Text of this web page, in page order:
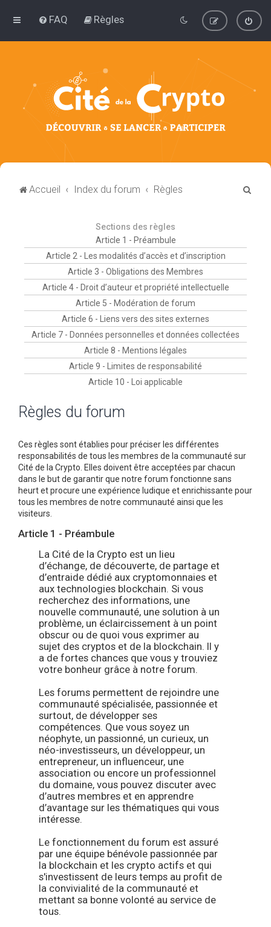
FAQ Règles
Accueil Index du forum Règles
Sections des règles
Article 1 - Préambule
Article 2 - Les modalités d’accès et d’inscription
Article 3 - Obligations des Membres
Article 4 - Droit d’auteur et propriété intellectuelle
Article 5 - Modération de forum
Article 6 - Liens vers des sites externes
Article 7 - Données personnelles et données collectées
Article 8 - Mentions légales
Article 9 - Limites de responsabilité
Article 10 - Loi applicable
Règles du forum
Ces règles sont établies pour préciser les différentes
responsabilités de tous les membres de la communauté sur
Cité de la Crypto. Elles doivent être acceptées par chacun
dans le but de garantir que notre forum fonctionne sans
heurt et procure une expérience ludique et enrichissante pour
tous les membres de notre communauté ainsi que les
visiteurs.
Article 1 - Préambule
La Cité de la Crypto est un lieu
d’échange, de découverte, de partage et
d’entraide dédié aux cryptomonnaies et
aux technologies blockchain. Si vous
recherchez des informations, une
nouvelle communauté, une solution à un
problème, un éclaircissement à un point
obscur ou de quoi vous exprimer au
sujet des cryptos et de la blockchain. Il y
a de fortes chances que vous y trouviez
votre bonheur grâce à notre forum.
Les forums permettent de rejoindre une
communauté spécialisée, passionnée et
surtout, de développer ses
compétences. Que vous soyez un
néophyte, un passionné, un curieux, un
néo-investisseurs, un développeur, un
entrepreneur, un influenceur, une
association ou encore un professionnel
du domaine, vous pouvez discuter avec
d’autres membres et en apprendre
d’avantage sur les thématiques qui vous
intéresse.
Le fonctionnement du forum est assuré
par une équipe bénévole passionnée par
la blockchain et les crypto actifs et qui
s'investissent de leurs temps au profit de
la convivialité de la communauté et
mettant sa bonne volonté au service de
tous.